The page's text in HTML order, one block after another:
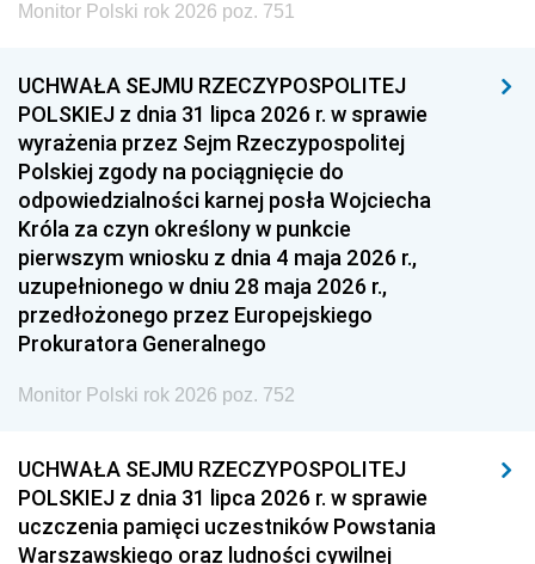
Monitor Polski rok 2026 poz. 751
UCHWAŁA SEJMU RZECZYPOSPOLITEJ
POLSKIEJ z dnia 31 lipca 2026 r. w sprawie
wyrażenia przez Sejm Rzeczypospolitej
Polskiej zgody na pociągnięcie do
odpowiedzialności karnej posła Wojciecha
Króla za czyn określony w punkcie
pierwszym wniosku z dnia 4 maja 2026 r.,
uzupełnionego w dniu 28 maja 2026 r.,
przedłożonego przez Europejskiego
Prokuratora Generalnego
Monitor Polski rok 2026 poz. 752
UCHWAŁA SEJMU RZECZYPOSPOLITEJ
POLSKIEJ z dnia 31 lipca 2026 r. w sprawie
uczczenia pamięci uczestników Powstania
Warszawskiego oraz ludności cywilnej